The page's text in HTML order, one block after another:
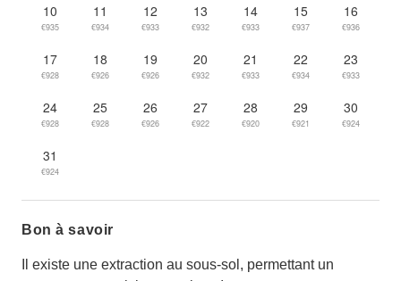
10
€935
11
€934
12
€933
13
€932
14
€933
15
€937
16
€936
17
€928
18
€926
19
€926
20
€932
21
€933
22
€934
23
€933
24
€928
25
€928
26
€926
27
€922
28
€920
29
€921
30
€924
31
€924
Bon à savoir
Il existe une extraction au sous-sol, permettant un